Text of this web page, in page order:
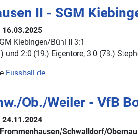
II - SGM
16.03.2025
Kiebingen/​Bühl II 3:1
und 2:0 (19.) Eigentore, 3:0 (78.)
Fussball.de
Ob./Weiler - VfB
24.11.2024
Schwalldorf/